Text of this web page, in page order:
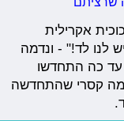
אקרילית
לנו לד!" - ונדמה
עד כה התחדשו
קסרי שהתחדשה